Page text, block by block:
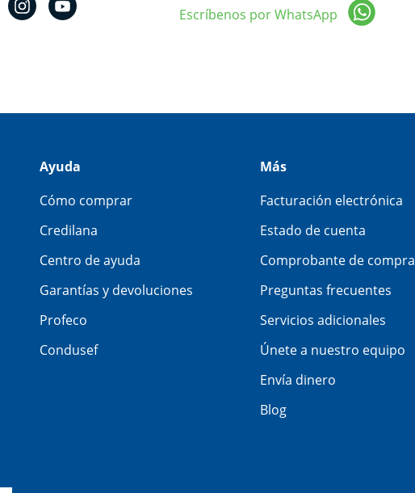
Escríbenos por WhatsApp
Ayuda
Cómo comprar
Credilana
Centro de ayuda
Garantías y devoluciones
Profeco
Condusef
Más
Facturación electrónica
Estado de cuenta
Comprobante de compra
Preguntas frecuentes
Servicios adicionales
Únete a nuestro equipo
Envía dinero
Blog